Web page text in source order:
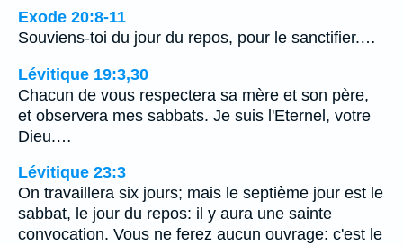
Exode 20:8-11
Souviens-toi du jour du repos, pour le sanctifier.…
Lévitique 19:3,30
Chacun de vous respectera sa mère et son père,
et observera mes sabbats. Je suis l'Eternel, votre
Dieu.…
Lévitique 23:3
On travaillera six jours; mais le septième jour est le
sabbat, le jour du repos: il y aura une sainte
convocation. Vous ne ferez aucun ouvrage: c'est le